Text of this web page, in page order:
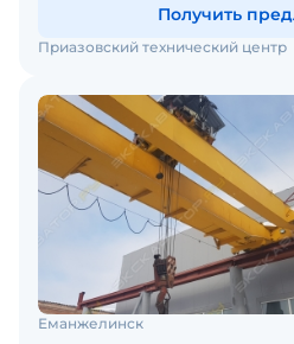
Получить
Приазовский технический центр
Еманжелинск